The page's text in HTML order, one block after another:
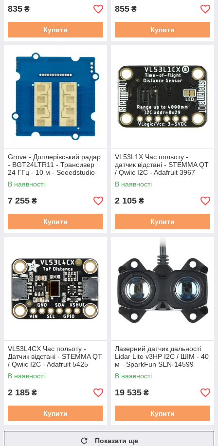
835 ₴
Купити
855 ₴
Купити
Grove - Доплерівський радар
- BGT24LTR11 - Трансивер
24 ГГц - 10 м - Seeedstudio
109020021
В наявності
7 255 ₴
Купити
VL53L1X Час польоту -
датчик відстані - STEMMA QT
/ Qwiic I2C - Adafruit 3967
В наявності
2 105 ₴
Купити
VL53L4CX Час польоту -
Датчик відстані - STEMMA QT
/ Qwiic I2C - Adafruit 5425
В наявності
2 185 ₴
Купити
Лазерний датчик дальності
Lidar Lite v3HP I2C / ШІМ - 40
м - SparkFun SEN-14599
В наявності
19 535 ₴
Купити
Показати ще